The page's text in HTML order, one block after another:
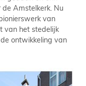
Amstelkerk. Nu
van
van het stedelijk
ontwikkeling van